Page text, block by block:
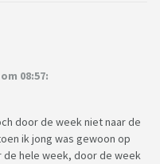
08:57:
door de week niet naar de
ik jong was gewoon op
hele week, door de week